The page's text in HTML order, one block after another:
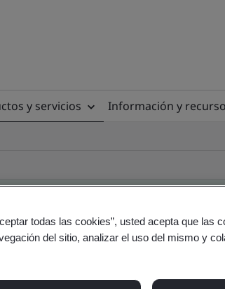
y servicios Información y
de clientes
todas las cookies”, usted acepta que las
del sitio, analizar el uso del mismo y